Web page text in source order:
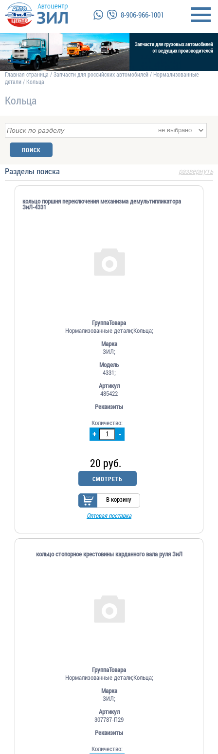
8-906-966-1001
Главная страница /Запчасти для российских автомобилей / Нормализованные
детали / Кольца
Кольца
развернуть
Разделы поиска
кольцо поршня переключения механизма демультипликатора
ЗиЛ-4331
ГруппаТовара
Нормализованные детали;Кольца;
Марка
ЗИЛ;
Модель
4331;
Артикул
485422
Реквизиты
+ -
Количество:
20 руб.
СМОТРЕТЬ
В корзину
Оптовая поставка
кольцо стопорное крестовины карданного вала руля ЗиЛ
ГруппаТовара
Нормализованные детали;Кольца;
Марка
ЗИЛ;
Артикул
307787-П29
Реквизиты
Количество: